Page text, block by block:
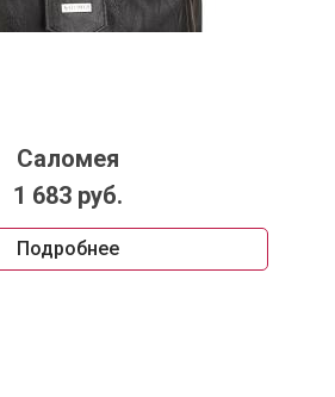
Саломея
1 683 руб.
Подробнее